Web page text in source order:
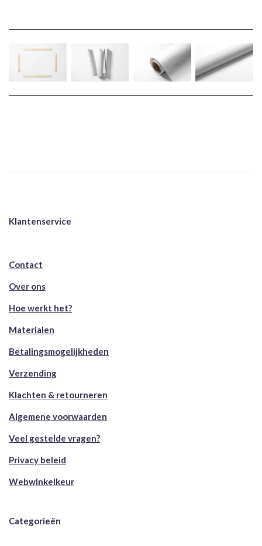
Klantenservice
Contact
Over ons
Hoe werkt het?
Materialen
Betalingsmogelijkheden
Verzending
Klachten & retourneren
Algemene voorwaarden
Veel gestelde vragen?
Privacy beleid
Webwinkelkeur
Categorieën